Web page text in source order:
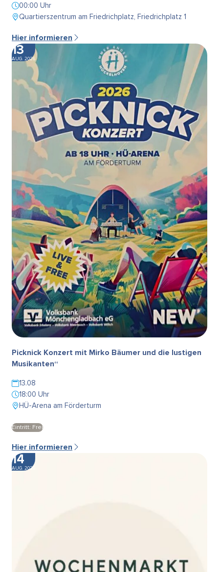
00:00 Uhr
Quartierszentrum am Friedrichplatz, Friedrichplatz 1
Hier informieren
13
AUG. 2026
Picknick Konzert mit Mirko Bäumer und die lustigen
Musikanten“
13.08
18:00 Uhr
HÜ-Arena am Förderturm
Eintritt: Frei
Hier informieren
14
AUG. 2026